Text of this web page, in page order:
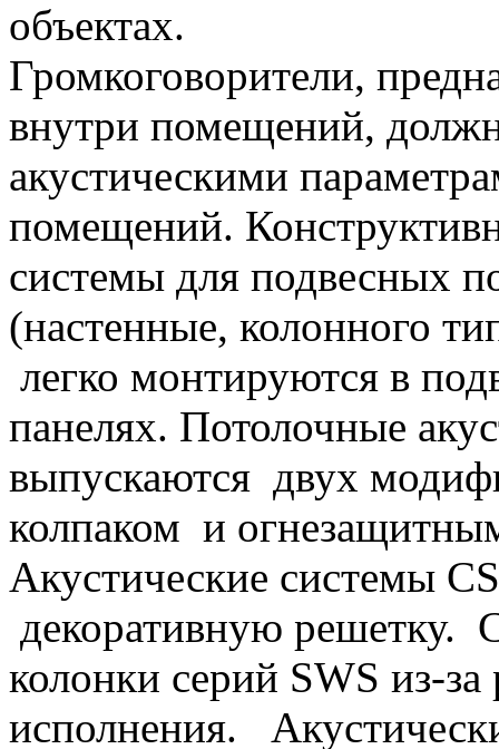
объектах.
Громкоговорители,
внутри помещений,
акустическими
помещений.
системы для подвесных
(настенные, колонного
легко монтируются в
панелях. Потолочные
выпускаются двух
колпаком и
Акустические системы
декоративную решетку.
колонки серий SWS из-за
исполнения.